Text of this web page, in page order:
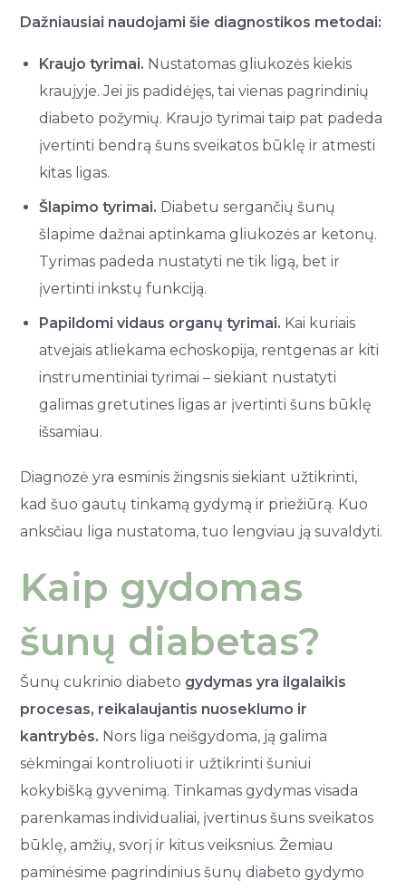
Dažniausiai naudojami šie diagnostikos metodai:
Kraujo tyrimai. Nustatomas gliukozės kiekis
kraujyje. Jei jis padidėjęs, tai vienas pagrindinių
diabeto požymių. Kraujo tyrimai taip pat padeda
įvertinti bendrą šuns sveikatos būklę ir atmesti
kitas ligas.
Šlapimo tyrimai. Diabetu sergančių šunų
šlapime dažnai aptinkama gliukozės ar ketonų.
Tyrimas padeda nustatyti ne tik ligą, bet ir
įvertinti inkstų funkciją.
Papildomi vidaus organų tyrimai. Kai kuriais
atvejais atliekama echoskopija, rentgenas ar kiti
instrumentiniai tyrimai – siekiant nustatyti
galimas gretutines ligas ar įvertinti šuns būklę
išsamiau.
Diagnozė yra esminis žingsnis siekiant užtikrinti,
kad šuo gautų tinkamą gydymą ir priežiūrą. Kuo
anksčiau liga nustatoma, tuo lengviau ją suvaldyti.
Kaip gydomas
šunų diabetas?
Šunų cukrinio diabeto gydymas yra ilgalaikis
procesas, reikalaujantis nuoseklumo ir
kantrybės. Nors liga neišgydoma, ją galima
sėkmingai kontroliuoti ir užtikrinti šuniui
kokybišką gyvenimą. Tinkamas gydymas visada
parenkamas individualiai, įvertinus šuns sveikatos
būklę, amžių, svorį ir kitus veiksnius. Žemiau
paminėsime pagrindinius šunų diabeto gydymo